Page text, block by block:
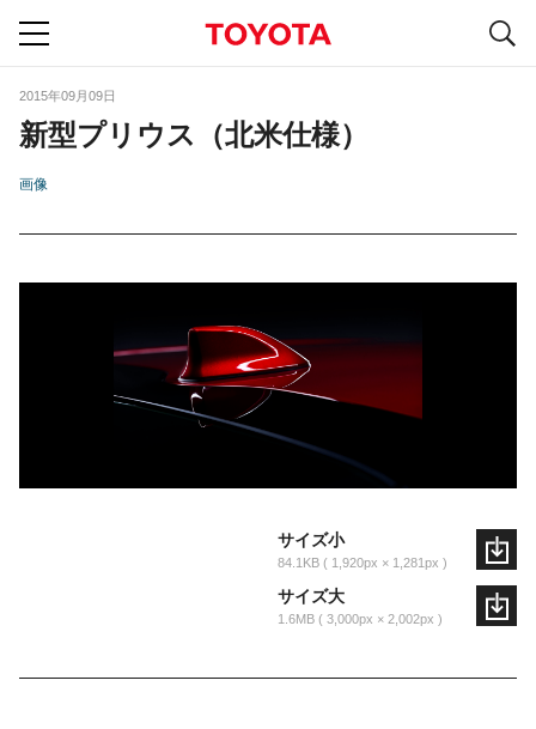
2015年09月09日
新型プリウス（北米仕様）
画像
サイズ小
84.1KB 1,920px × 1,281px
サイズ大
1.6MB 3,000px × 2,002px